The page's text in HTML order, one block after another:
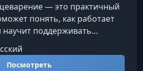
— это практичный
понять, как работает
поддерживать
систему в гармонии.
принципы, избавьтесь от
качество жизни с
Посмотреть